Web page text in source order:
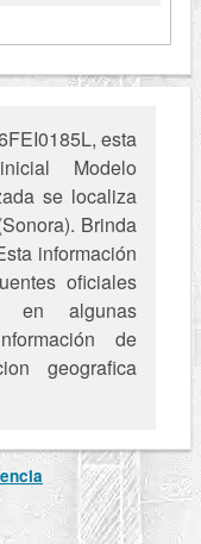
esta
Modelo
se localiza
Brinda
información
oficiales
en algunas
de
geografica